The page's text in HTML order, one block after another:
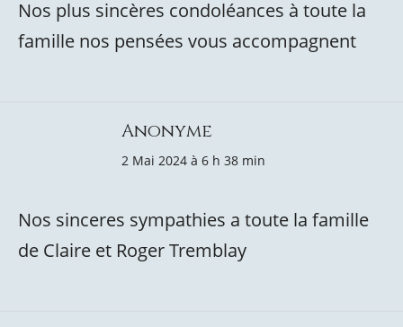
Nos plus sincères condoléances à toute la
famille nos pensées vous accompagnent
Anonyme
2 Mai 2024 à 6 h 38 min
Nos sinceres sympathies a toute la famille
de Claire et Roger Tremblay